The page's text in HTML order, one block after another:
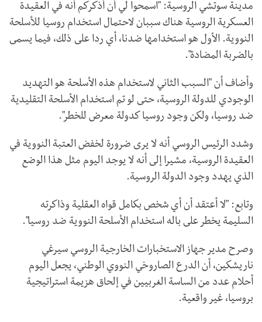
مدينة سوتشي الروسية: "اسمحوا لي أن أذكركم أنه في العقيدة
العسكرية الروسية هناك سببان لاحتمال استخدام روسيا للأسلحة
النووية. الأول هو استخدامها ضدنا، أي ردا على ذلك، فيما يسمى
بالضربة المضادة".
وأضاف أن "السبب الثاني لاستخدام هذه الأسلحة هو التهديد
الوجودي للدولة الروسية، حتى لو تم استخدام الأسلحة التقليدية
ضد روسيا، ولكن وجود روسيا كدولة معرض للخطر".
وشدد الرئيس الروسي أنه لا يرى ضرورة لخفض العتبة النووية في
العقيدة الروسية، مشيرا إلى أنه لا يوجد اليوم مثل هذا الوضع
الذي يهدد وجود الدولة الروسية.
وتابع: "لا أعتقد أن أي شخص بكامل قواه العقلية وذاكرته
السليمة يخطر على باله استخدام الأسلحة النووية ضد روسيا".
وصرح مدير جهاز الاستخبارات الخارجية الروسي سيرغي
ناريشكين، أن الدرع الصاروخي النووي الوطني، يجعل اليوم
أحلام عدد من الساسة الغربيين في إلحاق هزيمة استراتيجية
بروسيا، غير واقعية.